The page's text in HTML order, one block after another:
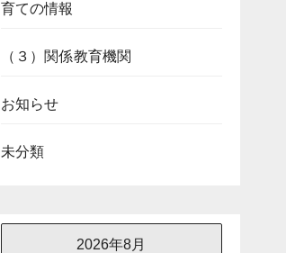
育ての情報
（３）関係教育機関
お知らせ
未分類
2026年8月